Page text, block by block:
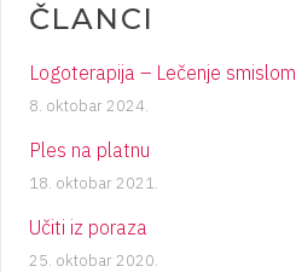
ČLANCI
Logoterapija – Lečenje smislom
8. oktobar 2024.
Ples na platnu
18. oktobar 2021.
Učiti iz poraza
25. oktobar 2020.